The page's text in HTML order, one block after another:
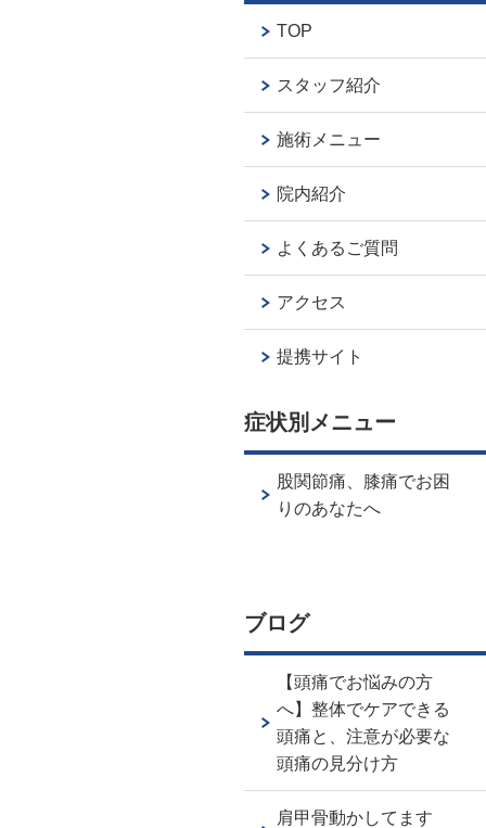
TOP
スタッフ紹介
施術メニュー
院内紹介
よくあるご質問
アクセス
提携サイト
症状別メニュー
股関節痛、膝痛でお困
りのあなたへ
ブログ
【頭痛でお悩みの方
へ】整体でケアできる
頭痛と、注意が必要な
頭痛の見分け方
肩甲骨動かしてます